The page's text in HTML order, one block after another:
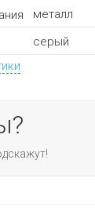
металл
серый